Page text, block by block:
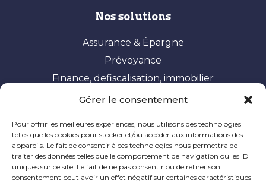
Gérer le consentement
Pour offrir les meilleures expériences, nous utilisons des technologies
telles que les cookies pour stocker et/ou accéder aux informations des
appareils. Le fait de consentir à ces technologies nous permettra de
traiter des données telles que le comportement de navigation ou les ID
uniques sur ce site. Le fait de ne pas consentir ou de retirer son
consentement peut avoir un effet négatif sur certaines caractéristiques
Nos solutions
Assurance & Épargne
Prévoyance
Finance, defiscalisation, immobilier
Vos besoins
Constituer et valoriser son patrimoine
Optimisation fiscale
Préparer sa retraite